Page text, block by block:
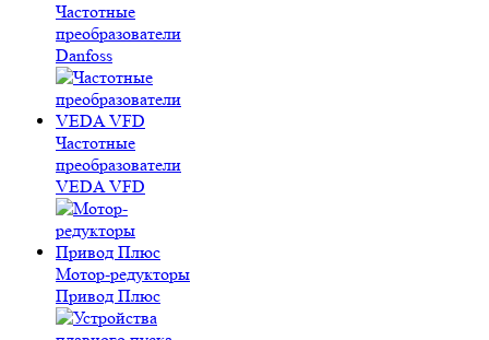
Частотные
преобразователи
Danfoss
Частотные
преобразователи
VEDA VFD
Мотор-редукторы
Привод Плюс